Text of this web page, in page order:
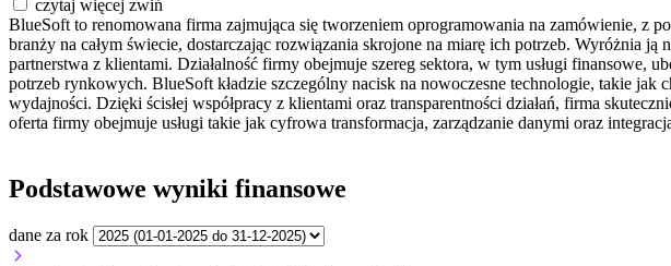
czytaj więcej zwiń
BlueSoft to renomowana firma zajmująca się tworzeniem oprogramowania na zamówienie,
branży na całym świecie, dostarczając rozwiązania skrojone na miarę ich potrzeb. Wyróżnia
partnerstwa z klientami. Działalność firmy obejmuje szereg sektora, w tym usługi finansowe,
potrzeb rynkowych. BlueSoft kładzie szczególny nacisk na nowoczesne technologie, takie
wydajności. Dzięki ścisłej współpracy z klientami oraz transparentności działań, firma
oferta firmy obejmuje usługi takie jak cyfrowa transformacja, zarządzanie danymi oraz
Podstawowe wyniki finansowe
dane za rok